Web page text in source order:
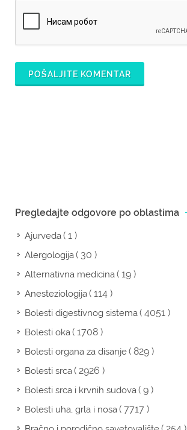
POŠALJITE KOMENTAR
Pregledajte odgovore po oblastima
Ajurveda( 1 )
Alergologija( 30 )
Alternativna medicina( 19 )
Anesteziologija( 114 )
Bolesti digestivnog sistema( 4051 )
Bolesti oka( 1708 )
Bolesti organa za disanje( 829 )
Bolesti srca( 2926 )
Bolesti srca i krvnih sudova( 9 )
Bolesti uha, grla i nosa( 7717 )